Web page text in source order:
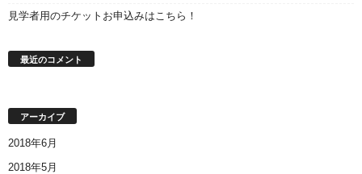
見学者用のチケットお申込みはこちら！
最近のコメント
アーカイブ
2018年6月
2018年5月